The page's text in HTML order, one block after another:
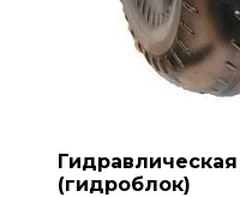
(гидроблок)